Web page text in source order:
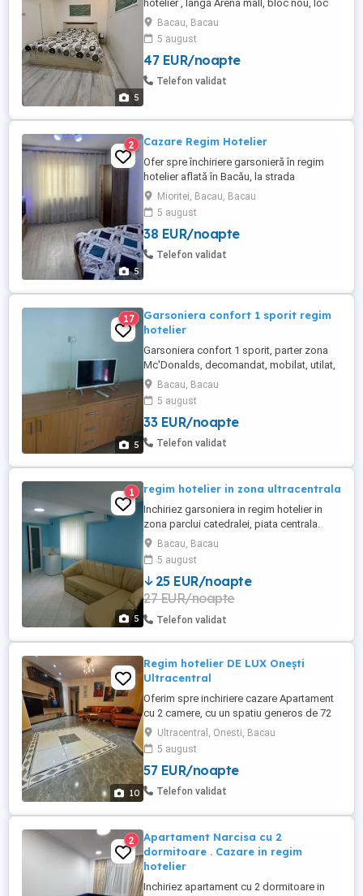
5
hotelier , lângă Arena mall, bloc nou, loc
de parcare Prețul din anunț este orientativ .
( in funcție de lună și perioada dorită ) .
Bacau, Bacau
5 august
47 EUR/noapte
Telefon validat
5
2 Cazare Regim Hotelier
Ofer spre închiriere garsonieră în regim
hotelier aflată în Bacău, la strada
principală, dotată cu smart tv, mașină de
spălat și tot ce e nevoie
Mioritei, Bacau, Bacau
5 august
38 EUR/noapte
Telefon validat
5
17
Garsoniera confort 1 sporit regim
hotelier
Garsoniera confort 1 sporit, parter zona
Mc'Donalds, decomandat, mobilat, utilat,
centrala. Renovata recent. Check-in la ora
12:30 Check-out la ora 11 Telefon Telefon
mobil
Bacau, Bacau
5 august
33 EUR/noapte
Telefon validat
5
1 regim hotelier in zona ultracentrala
Inchiriez garsoniera in regim hotelier in
zona parclui catedralei, piata centrala.
Locatia are centralab termica aer
conditionat și televizor.
Bacau, Bacau
5 august
25 EUR/noapte
27 EUR/noapte
Telefon validat
10
Regim hotelier DE LUX Onești
Ultracentral
Oferim spre inchiriere cazare Apartament
cu 2 camere, cu un spatiu generos de 72
m2, utilat modern si complet mobilat.
Locația este intr- o zona ultracentrala și
ușor accesibila a orasului. Dotari: -
Bucatarie complet utilata( plita, cuptor,
hota, tacamuri,vesela, cani, pahare, tigai,
Ultracentral, Onesti, Bacau
5 august
57 EUR/noapte
Telefon validat
2
Apartament Narcisa cu 2
dormitoare . Cazare in regim
hotelier
Inchiriez apartament cu 2 dormitoare in